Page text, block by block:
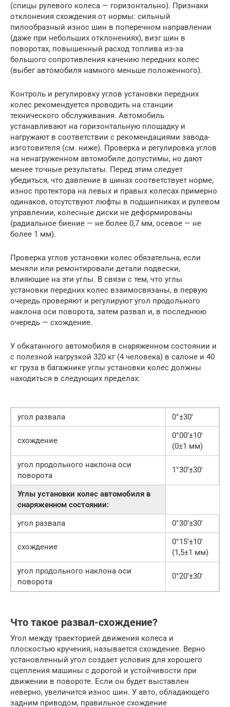
(спицы рулевого колеса — горизонтально). Признаки
отклонения схождения от нормы: сильный
пилообразный износ шин в поперечном направлении
(даже при небольших отклонениях), визг шин в
поворотах, повышенный расход топлива из-за
большого сопротивления качению передних колес
(выбег автомобиля намного меньше положенного).
Контроль и регулировку углов установки передних
колес рекомендуется проводить на станции
технического обслуживания. Автомобиль
устанавливают на горизонтальную площадку и
нагружают в соответствии с рекомендациями завода-
изготовителя (см. ниже). Проверка и регулировка углов
на ненагруженном автомобиле допустимы, но дают
менее точные результаты. Перед этим следует
убедиться, что давление в шинах соответствует норме,
износ протектора на левых и правых колесах примерно
одинаков, отсутствуют люфты в подшипниках и рулевом
управлении, колесные диски не деформированы
(радиальное биение — не более 0,7 мм, осевое — не
более 1 мм).
Проверка углов установки колес обязательна, если
меняли или ремонтировали детали подвески,
влияющие на эти углы. В связи с тем, что углы
установки передних колес взаимосвязаны, в первую
очередь проверяют и регулируют угол продольного
наклона оси поворота, затем развал и, в последнюю
очередь — схождение.
У обкатанного автомобиля в снаряженном состоянии и
с полезной нагрузкой 320 кг (4 человека) в салоне и 40
кг груза в багажнике углы установки колес должны
находиться в следующих пределах:
угол развала 0°±30′
схождение
0°00’±10′
(0±1 мм)
угол продольного наклона оси
поворота
1°30’±30′
Углы установки колес автомобиля в
снаряженном состоянии:
угол развала
0°30’±30′
схождение
0°15’±10′
(1,5±1 мм)
угол продольного наклона оси
поворота
0°20’±30′
Что такое развал-схождение?
Угол между траекторией движения колеса и
плоскостью кручения, называется схождение. Верно
установленный угол создает условия для хорошего
сцепления машины с дорогой и устойчивости при
движении в повороте. Если он будет выставлен
неверно, увеличится износ шин. У авто, обладающего
задним приводом, правильное схождение